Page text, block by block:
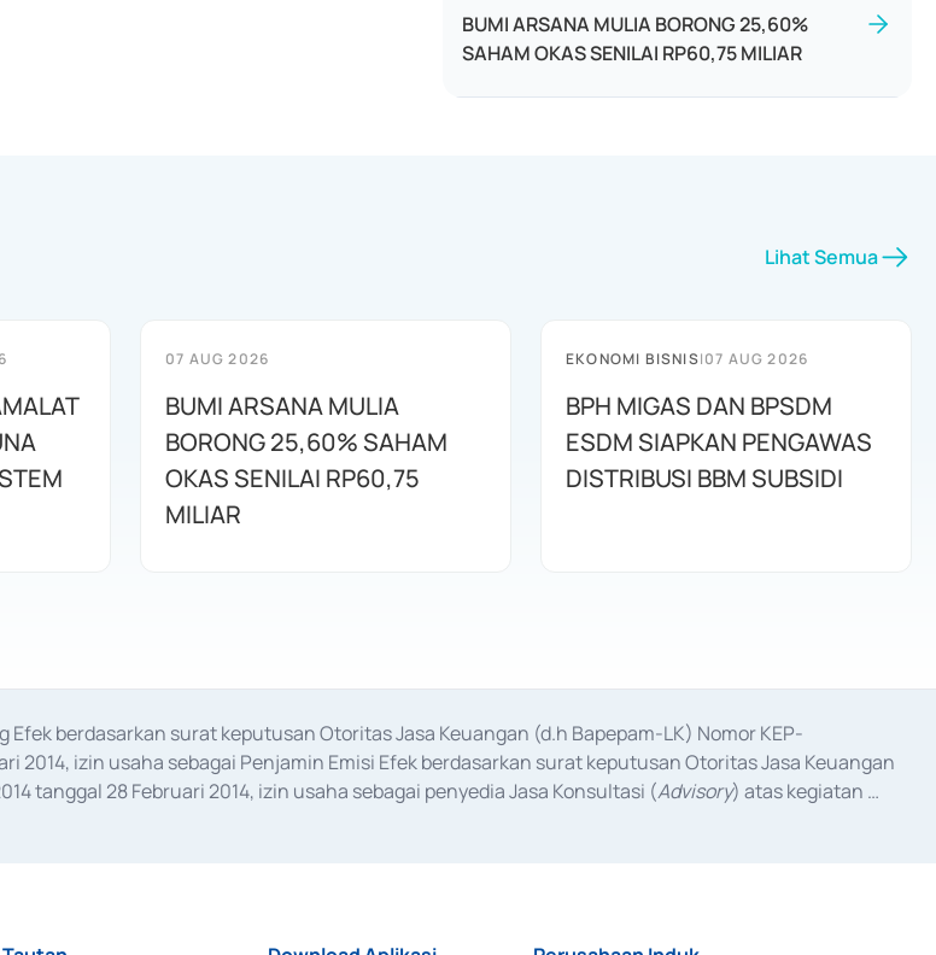
BUMI ARSANA MULIA BORONG 25,60%
SAHAM OKAS SENILAI RP60,75 MILIAR
Lihat Semua
07 AUG 2026
BUMI ARSANA MULIA
BORONG 25,60% SAHAM
OKAS SENILAI RP60,75
MILIAR
EKONOMI BISNIS|07 AUG 2026
BPH MIGAS DAN BPSDM
ESDM SIAPKAN PENGAWAS
DISTRIBUSI BBM SUBSIDI
berdasarkan surat keputusan Otoritas Jasa Keuangan (d.h Bapepam-LK) Nomor KEP-
2014, izin usaha sebagai Penjamin Emisi Efek berdasarkan surat keputusan Otoritas Jasa Keuangan
tanggal 28 Februari 2014, izin usaha sebagai penyedia Jasa Konsultasi (Advisory) atas kegiatan